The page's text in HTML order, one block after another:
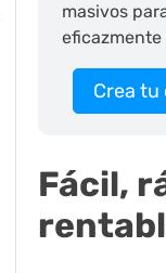
masivos
Crea tu
Fácil,